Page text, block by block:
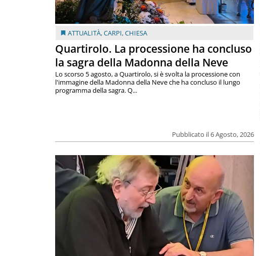
ATTUALITÀ,CARPI,CHIESA
Quartirolo. La processione ha concluso
la sagra della Madonna della Neve
Pubblicato il 6 Agosto, 2026
Lo scorso 5 agosto, a Quartirolo, si è svolta la processione con
l'immagine della Madonna della Neve che ha concluso il lungo
programma della sagra. Q...